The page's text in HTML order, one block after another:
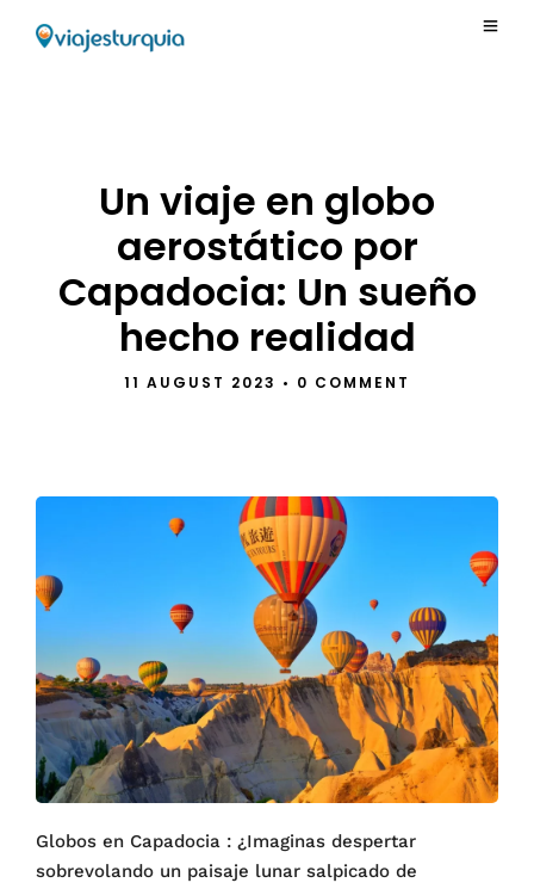
Un viaje en globo
aerostático por
Capadocia: Un sueño
hecho realidad
11 AUGUST 2023 • 0 COMMENT
Globos en Capadocia : ¿Imaginas despertar
sobrevolando un paisaje lunar salpicado de